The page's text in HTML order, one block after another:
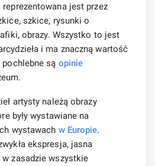
jest przez
szkice, rysunki o
obrazy. Wszystko to jest
i ma znaczną wartość
są opinie
artysty należą obrazy
były wystawiane na
wystawach w Europie.
ekspresja, jasna
zasadzie wszystkie